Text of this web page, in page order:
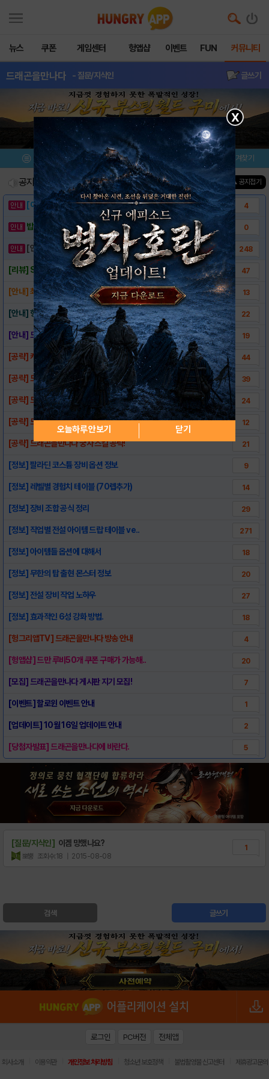
뉴스 쿠폰 게임센터 헝앱샵 이벤트 FUN 커뮤니티
드래곤을만나다 - 질문/지식인 글쓰기
메뉴 이벤트/미션 설치/평가 즐겨찾기
공지사항 진행중인 이벤트0건 ▲ 공지접기
[이벤트] 웃음으로 매일매일 해피! 유머 게시.. 4
밥알이의 헝앱통신 ⑲ “밥알이, 드디어 멀티를.. 0
[안내] 헝그리앱 필수 상식! 밥알 획득 안내.. 248
[리뷰] SD캐릭터의 파워액션! ＜드래곤을만나.. 47
[안내] 최고의 공략 카테고리 안내 13
[안내] 헝그리앱 공식 채널 777 입니다. 22
[안내] 드래곤을만나다 공략집 어플 안내 19
[공략] 캐릭터 선택시 팁! 44
[공략] 드래곤을만나다 한줄 팁 모음 (08... 39
[공략] 드래곤을만나다 전사 스킬 공략 24
[공략] 드래곤을만나다 마법사 스킬 공략! 12
[공략] 드래곤을만나다 궁사 스킬 공략! 21
[정보] 팔라딘 코스튬 장비 옵션 정보 9
[정보] 레벨별 경험치 테이블 (70렙추가) 14
[정보] 장비 조합 공식 정리 29
[정보] 직업별 전설 아이템 드랍 테이블 ve.. 271
[정보] 아이템들 옵션에 대해서 18
[정보] 무한의 탑 출현 몬스터 정보 20
[정보] 전설 장비 작업 노하우 27
[정보] 효과적인 6성 강화 방법. 18
[헝그리앱TV] 드래곤을만나다 방송 안내 4
[헝앱샵] 드만 루비50개 쿠폰 구매가 가능해.. 20
[모집] 드래곤을만나다 게시판 지기 모집! 7
[이벤트] 할로윈 이벤트 안내 1
[업데이트] 10월 16일 업데이트 안내 2
[당첨자발표] 드래곤을만나다에 바란다. 5
[질문/지식인] 이겜 망했나요?
뽀뿡 조회수:18 | 2015-08-08
1
검색 글쓰기
X
오늘하루 안보기 닫기
로그인 PC버전 전체앱
회사소개 이용약관 개인정보 처리방침 청소년 보호정책 불법촬영물 신고센터 제휴광고문의